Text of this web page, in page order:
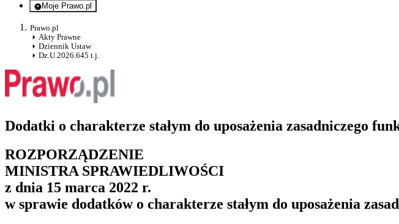
Moje Prawo.pl
- rejestracja i logowanie do serwisu
Prawo.pl
Akty Prawne
Dziennik Ustaw
Dz.U.2026.645 t.j.
Dodatki o charakterze stałym do uposażenia zasadniczego
ROZPORZĄDZENIE
MINISTRA SPRAWIEDLIWOŚCI
z dnia 15 marca 2022 r.
w sprawie dodatków o charakterze stałym do uposażenia